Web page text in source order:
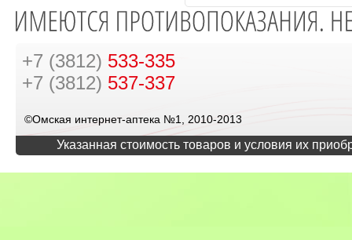
+7 (3812) 533-335
+7 (3812) 537-337
©Омская интернет-аптека №1, 2010-2013
Указанная стоимость товаров и условия их